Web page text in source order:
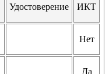
Удостоверение ИКТ
Нет
Да